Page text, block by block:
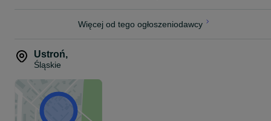
Więcej od tego ogłoszeniodawcy
Ustroń,
Śląskie